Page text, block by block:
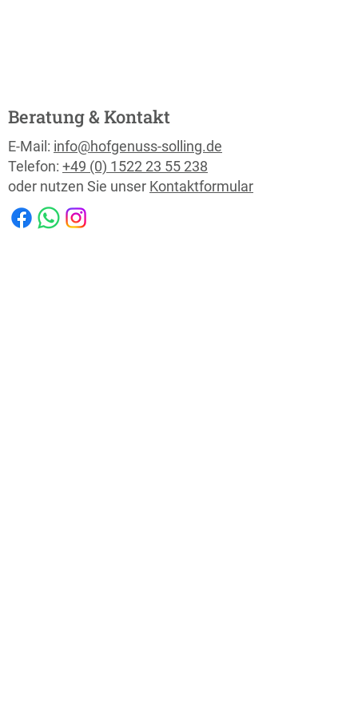
Beratung & Kontakt
E-Mail: info@hofgenuss-solling.de
Telefon: +49 (0) 1522 23 55 238
oder nutzen Sie unser Kontaktformular